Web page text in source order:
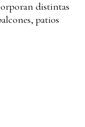
distintas
patios